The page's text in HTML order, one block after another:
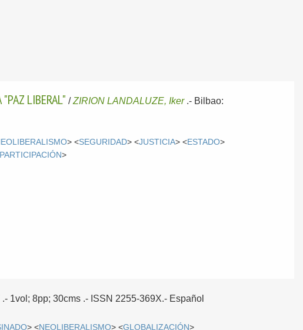
LIBERAL" /ZIRION LANDALUZE, Iker .- Bilbao:
> <SEGURIDAD> <JUSTICIA> <ESTADO>
PARTICIPACIÓN>
.- 1vol; 8pp; 30cms .- ISSN 2255-369X.- Español
> <NEOLIBERALISMO> <GLOBALIZACIÓN>